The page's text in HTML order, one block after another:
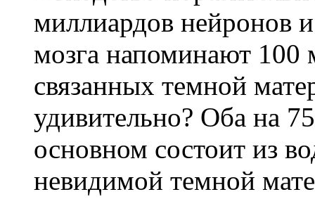
миллиардов нейронов
мозга напоминают 100
связанных темной
удивительно? Оба на
основном состоит из
невидимой темной